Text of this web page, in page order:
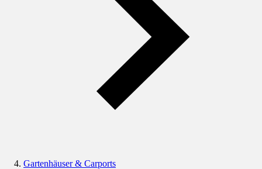
Gartenhäuser & Carports